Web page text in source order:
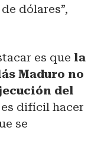
dólares”,
es que la
Maduro no
del
difícil hacer
se